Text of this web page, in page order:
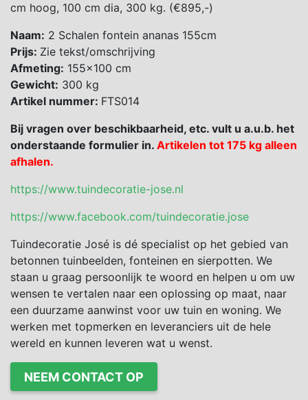
cm hoog, 100 cm dia, 300 kg. (€895,-)
Naam: 2 Schalen fontein ananas 155cm
Prijs: Zie tekst/omschrijving
Afmeting: 155×100 cm
Gewicht: 300 kg
Artikel nummer: FTS014
Bij vragen over beschikbaarheid, etc. vult u a.u.b. het
onderstaande formulier in. Artikelen tot 175 kg alleen
afhalen.
https://www.tuindecoratie-jose.nl
https://www.facebook.com/tuindecoratie.jose
Tuindecoratie José is dé specialist op het gebied van
betonnen tuinbeelden, fonteinen en sierpotten. We
staan u graag persoonlijk te woord en helpen u om uw
wensen te vertalen naar een oplossing op maat, naar
een duurzame aanwinst voor uw tuin en woning. We
werken met topmerken en leveranciers uit de hele
wereld en kunnen leveren wat u wenst.
NEEM CONTACT OP